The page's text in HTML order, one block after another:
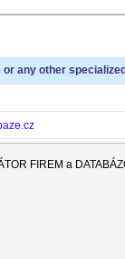
any other
FIREM a